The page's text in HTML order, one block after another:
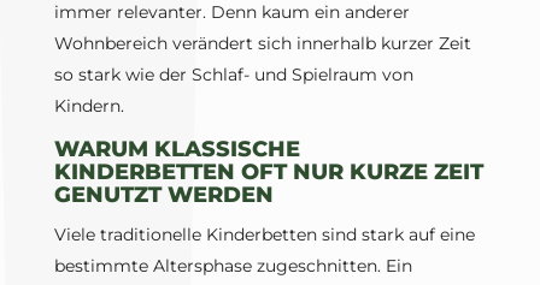
immer relevanter. Denn kaum ein anderer
Wohnbereich verändert sich innerhalb kurzer Zeit
so stark wie der Schlaf- und Spielraum von
Kindern.
WARUM KLASSISCHE
KINDERBETTEN OFT NUR KURZE ZEIT
GENUTZT WERDEN
Viele traditionelle Kinderbetten sind stark auf eine
bestimmte Altersphase zugeschnitten. Ein